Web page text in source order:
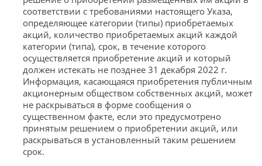
соответствии с требованиями настоящего Указа,
определяющее категории (типы) приобретаемых
акций, количество приобретаемых акций каждой
категории (типа), срок, в течение которого
осуществляется приобретение акций и который
должен истекать не позднее 31 декабря 2022 г.
Информация, касающаяся приобретения публичным
акционерным обществом собственных акций, может
не раскрываться в форме сообщения о
существенном факте, если это предусмотрено
принятым решением о приобретении акций, или
раскрываться в установленный таким решением
срок.